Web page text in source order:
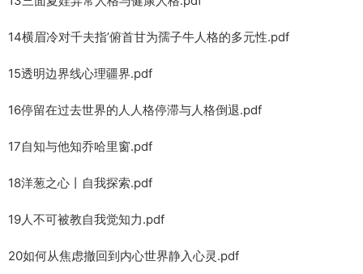
14横眉冷对千夫指’俯首甘为孺子牛人格的多元性.pdf
15透明边界线心理疆界.pdf
16停留在过去世界的人人格停滞与人格倒退.pdf
17自知与他知乔哈里窗.pdf
18洋葱之心丨自我探索.pdf
19人不可被教自我觉知力.pdf
20如何从焦虑撤回到内心世界静入心灵.pdf